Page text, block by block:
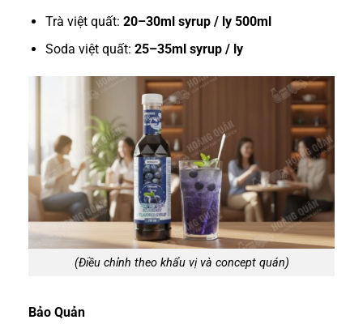
Trà việt quất: 20–30ml syrup / ly 500ml
Soda việt quất: 25–35ml syrup / ly
(Điều chỉnh theo khẩu vị và concept quán)
Bảo Quản